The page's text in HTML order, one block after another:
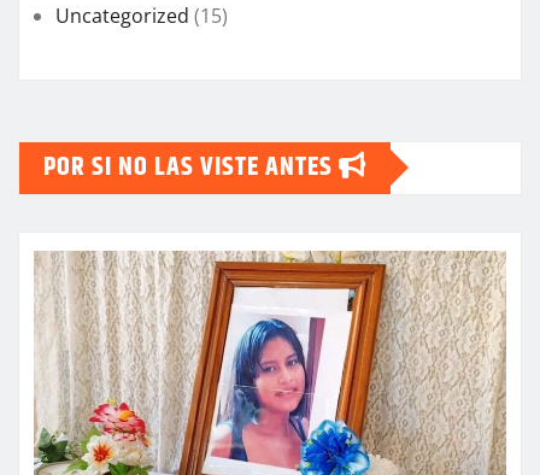
Uncategorized (15)
POR SI NO LAS VISTE ANTES